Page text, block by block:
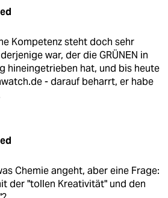
Kompetenz steht doch sehr
war, der die GRÜNEN in
hineingetrieben hat, und bis heute
- darauf beharrt, er habe
Chemie angeht, aber eine Frage:
der "tollen Kreativität" und den